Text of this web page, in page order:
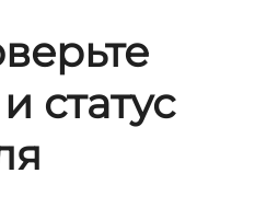
статус